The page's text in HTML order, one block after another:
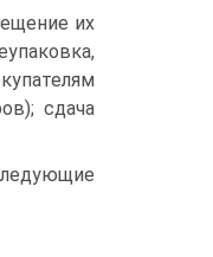
их
сдача